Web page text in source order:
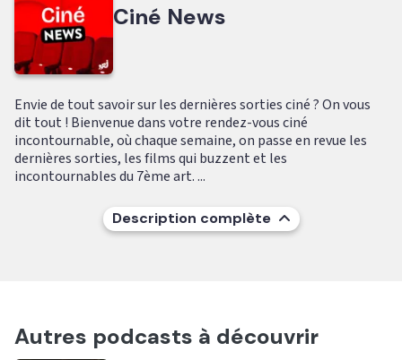
Ciné News
Envie de tout savoir sur les dernières sorties ciné ? On vous
dit tout ! Bienvenue dans votre rendez-vous ciné
incontournable, où chaque semaine, on passe en revue les
dernières sorties, les films qui buzzent et les
incontournables du 7ème art. ...
Description complète
Autres podcasts à découvrir